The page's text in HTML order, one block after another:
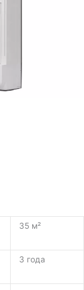
35 м²
3 года